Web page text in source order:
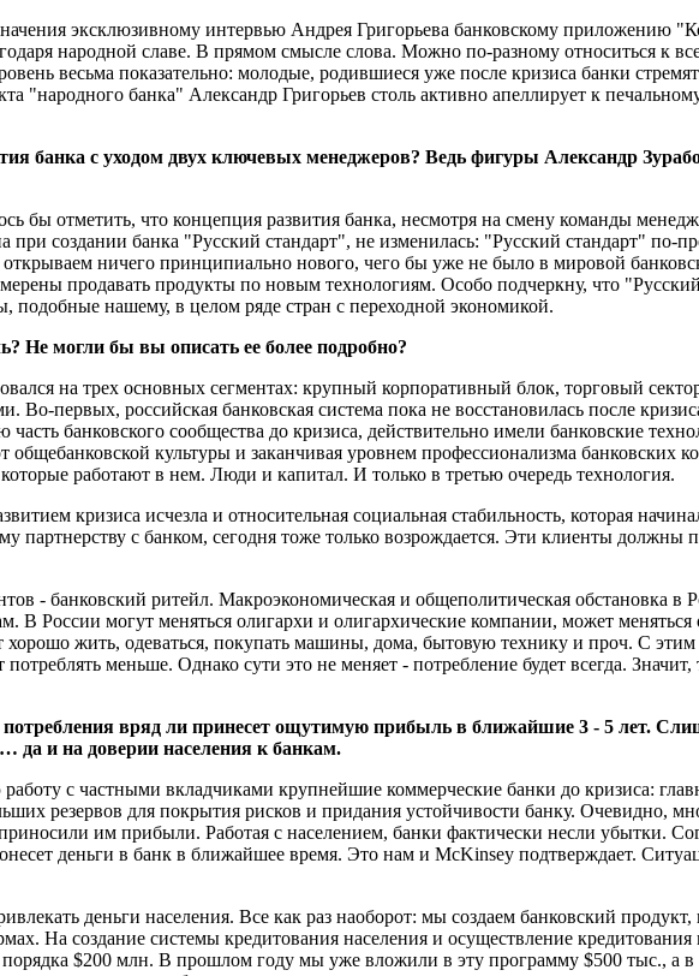
эксклюзивному интервью Андрея Григорьева банковскому приложению
народной славе. В прямом смысле слова. Можно по-разному относиться к
весьма показательно: молодые, родившиеся уже после кризиса банки
"народного банка" Александр Григорьев столь активно апеллирует к
банка с уходом двух ключевых менеджеров? Ведь фигуры Александр
бы отметить, что концепция развития банка, несмотря на смену команды
создании банка "Русский стандарт", не изменилась: "Русский стандарт" по-
ничего принципиально нового, чего бы уже не было в мировой
продавать продукты по новым технологиям. Особо подчеркну, что
подобные нашему, в целом ряде стран с переходной экономикой.
Не могли бы вы описать ее более подробно?
на трех основных сегментах: крупный корпоративный блок, торговый
Во-первых, российская банковская система пока не восстановилась после
часть банковского сообщества до кризиса, действительно имели банковские
общебанковской культуры и заканчивая уровнем профессионализма банковских
работают в нем. Люди и капитал. И только в третью очередь технология.
кризиса исчезла и относительная социальная стабильность, которая
партнерству с банком, сегодня тоже только возрождается. Эти клиенты
- банковский ритейл. Макроэкономическая и общеполитическая обстановка в
В России могут меняться олигархи и олигархические компании, может
хорошо жить, одеваться, покупать машины, дома, бытовую технику и проч. С этим
меньше. Однако сути это не меняет - потребление будет всегда.
вряд ли принесет ощутимую прибыль в ближайшие 3 - 5 лет.
да и на доверии населения к банкам.
с частными вкладчиками крупнейшие коммерческие банки до кризиса:
резервов для покрытия рисков и придания устойчивости банку. Очевидно,
им прибыли. Работая с населением, банки фактически несли убытки.
деньги в банк в ближайшее время. Это нам и McKinsey подтверждает.
деньги населения. Все как раз наоборот: мы создаем банковский
На создание системы кредитования населения и осуществление
$200 млн. В прошлом году мы уже вложили в эту программу $500 тыс.,